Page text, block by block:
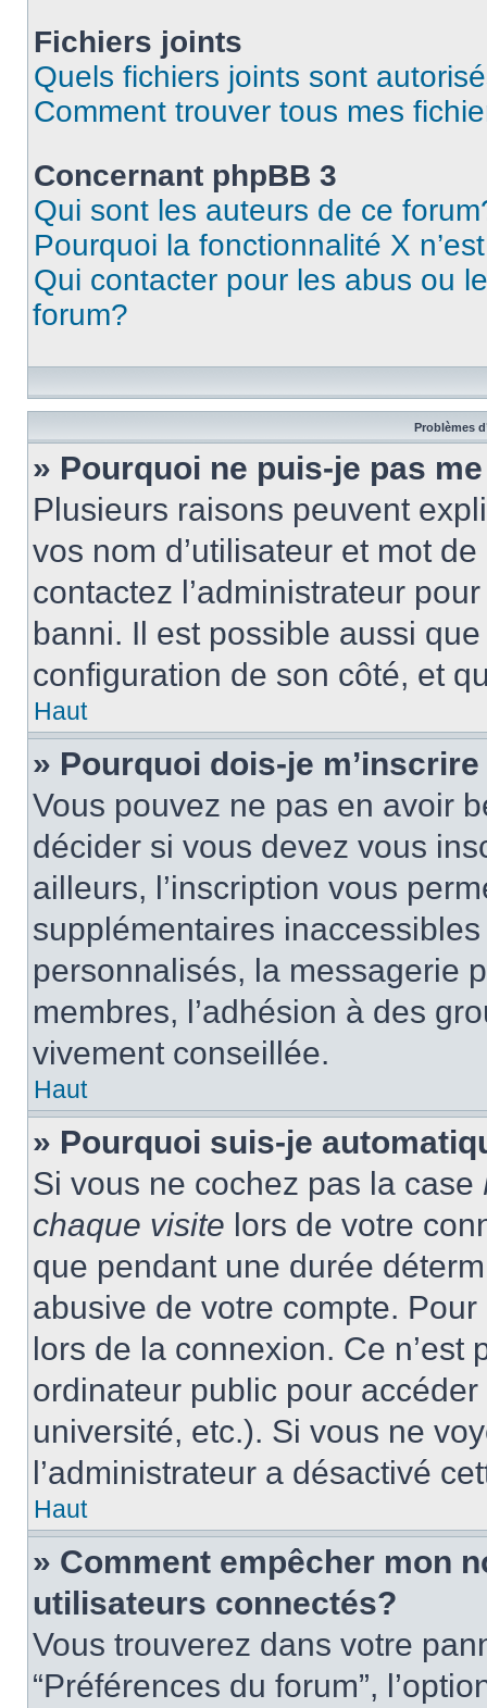
Fichiers joints
Quels fichiers joints sont
Comment trouver tous mes
Concernant phpBB 3
Qui sont les auteurs de ce
Pourquoi la fonctionnalité X
Qui contacter pour les abus ou
forum?
Problèmes
» Pourquoi ne puis-je pas
Plusieurs raisons peuvent
vos nom d’utilisateur et mot
contactez l’administrateur
banni. Il est possible aussi
configuration de son côté, et
Haut
» Pourquoi dois-je
Vous pouvez ne pas en avoir
décider si vous devez vous
ailleurs, l’inscription vous
supplémentaires
personnalisés, la messagerie
membres, l’adhésion à des
vivement conseillée.
Haut
» Pourquoi suis-je
Si vous ne cochez pas la case
chaque visite lors de votre
que pendant une durée
abusive de votre compte.
lors de la connexion. Ce
ordinateur public pour
université, etc.). Si vous ne
l’administrateur a désactivé
Haut
» Comment empêcher mon
utilisateurs connectés?
Vous trouverez dans votre
“Préférences du forum”,